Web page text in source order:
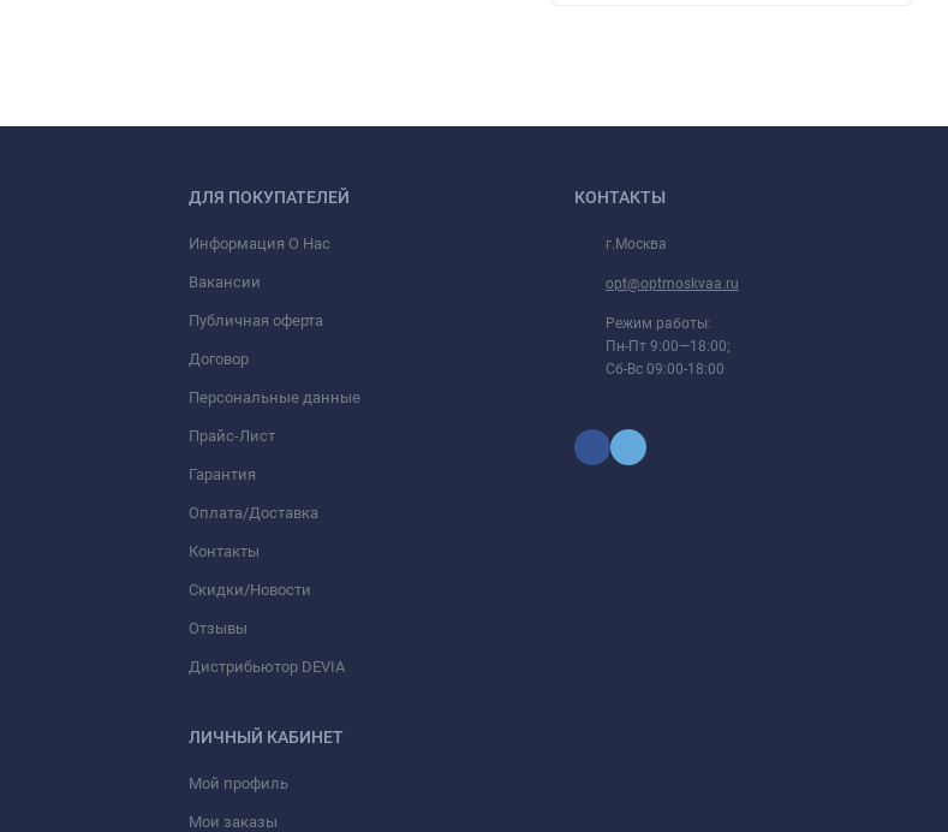
ДЛЯ ПОКУПАТЕЛЕЙ
Информация О Нас
Вакансии
Публичная оферта
Договор
Персональные данные
Прайс-Лист
Гарантия
Оплата/Доставка
Контакты
Скидки/Новости
Отзывы
Дистрибьютор DEVIA
ЛИЧНЫЙ КАБИНЕТ
Мой профиль
Мои заказы
КОНТАКТЫ
г.Москва
opt@optmoskvaa.ru
Режим работы:
Пн-Пт 9:00—18:00;
Сб-Вс 09:00-18:00